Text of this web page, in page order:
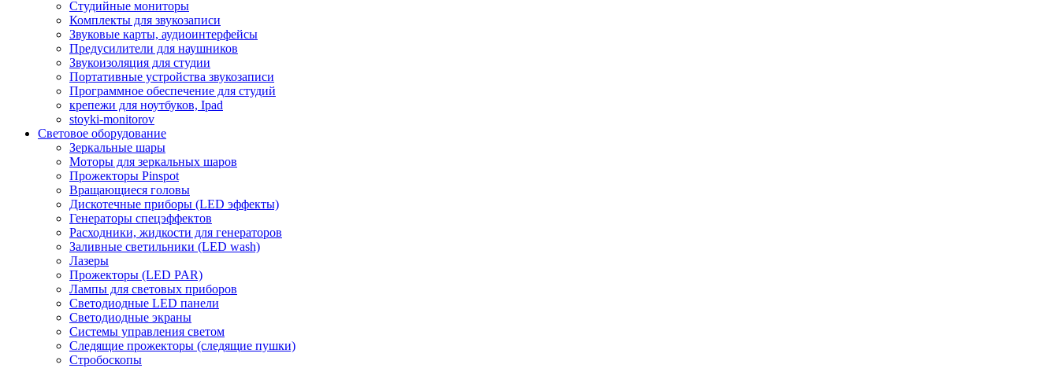
Студийные мониторы
Комплекты для звукозаписи
Звуковые карты, аудиоинтерфейсы
Предусилители для наушников
Звукоизоляция для студии
Портативные устройства звукозаписи
Программное обеспечение для студий
крепежи для ноутбуков, Ipad
stoyki-monitorov
Световое оборудование
Зеркальные шары
Моторы для зеркальных шаров
Прожекторы Pinspot
Вращающиеся головы
Дискотечные приборы (LED эффекты)
Генераторы спецэффектов
Расходники, жидкости для генераторов
Заливные светильники (LED wash)
Лазеры
Прожекторы (LED PAR)
Лампы для световых приборов
Светодиодные LED панели
Светодиодные экраны
Системы управления светом
Следящие прожекторы (следящие пушки)
Стробоскопы